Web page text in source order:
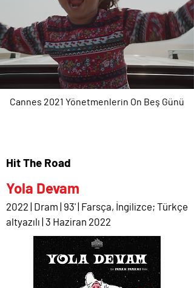
Cannes 2021 Yönetmenlerin On Beş Günü
Hit The Road
Yola Devam
2022 | Dram | 93' | Farsça, İngilizce; Türkçe
altyazılı | 3 Haziran 2022